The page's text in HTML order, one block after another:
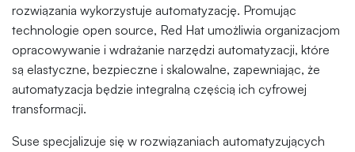
rozwiązania wykorzystuje automatyzację. Promując
technologie open source, Red Hat umożliwia organizacjom
opracowywanie i wdrażanie narzędzi automatyzacji, które
są elastyczne, bezpieczne i skalowalne, zapewniając, że
automatyzacja będzie integralną częścią ich cyfrowej
transformacji.
Suse specjalizuje się w rozwiązaniach automatyzujących